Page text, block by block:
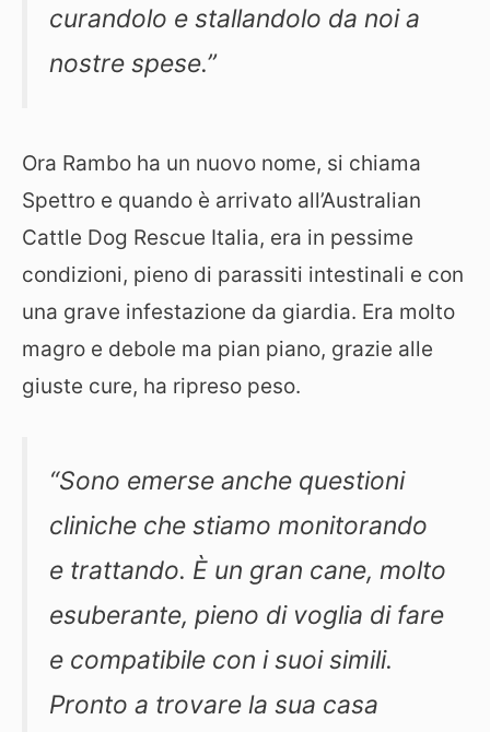
curandolo e stallandolo da noi a
nostre spese.”
Ora Rambo ha un nuovo nome, si chiama
Spettro e quando è arrivato all’Australian
Cattle Dog Rescue Italia, era in pessime
condizioni, pieno di parassiti intestinali e con
una grave infestazione da giardia. Era molto
magro e debole ma pian piano, grazie alle
giuste cure, ha ripreso peso.
“Sono emerse anche questioni
cliniche che stiamo monitorando
e trattando. È un gran cane, molto
esuberante, pieno di voglia di fare
e compatibile con i suoi simili.
Pronto a trovare la sua casa